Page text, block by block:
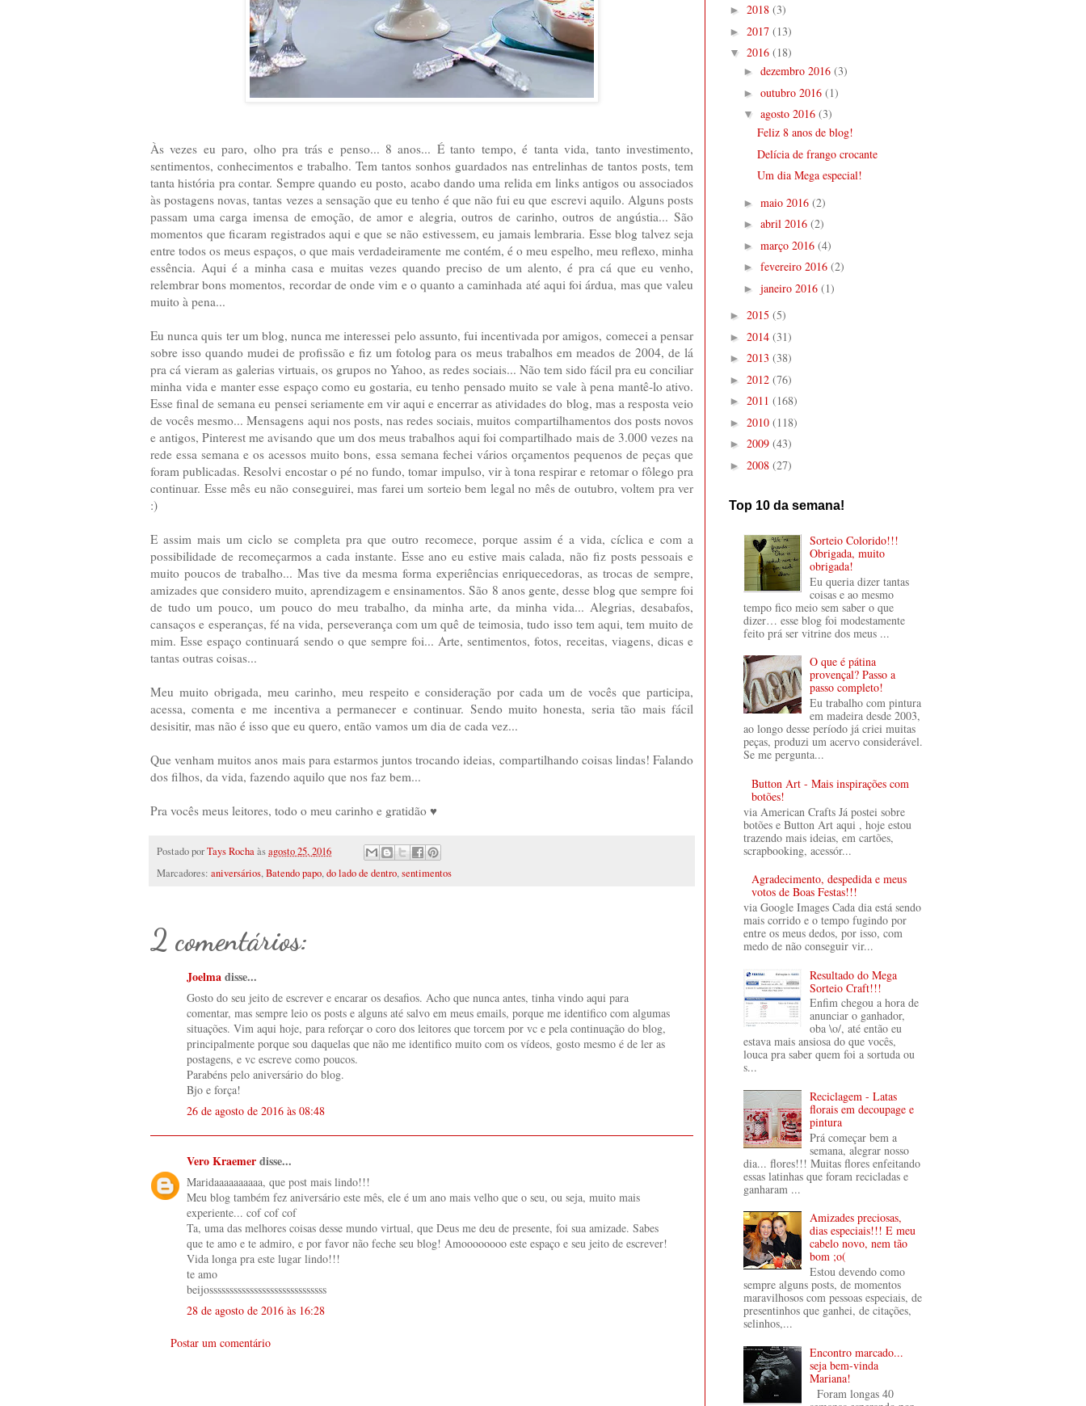
Às vezes eu paro, olho pra trás e penso... 8 anos... É tanto tempo, é tanta vida, tanto investimento,
sentimentos, conhecimentos e trabalho. Tem tantos sonhos guardados nas entrelinhas de tantos posts, tem
tanta história pra contar. Sempre quando eu posto, acabo dando uma relida em links antigos ou associados
às postagens novas, tantas vezes a sensação que eu tenho é que não fui eu que escrevi aquilo. Alguns posts
passam uma carga imensa de emoção, de amor e alegria, outros de carinho, outros de angústia... São
momentos que ficaram registrados aqui e que se não estivessem, eu jamais lembraria. Esse blog talvez seja
entre todos os meus espaços, o que mais verdadeiramente me contém, é o meu espelho, meu reflexo, minha
essência. Aqui é a minha casa e muitas vezes quando preciso de um alento, é pra cá que eu venho,
relembrar bons momentos, recordar de onde vim e o quanto a caminhada até aqui foi árdua, mas que valeu
muito à pena...
Eu nunca quis ter um blog, nunca me interessei pelo assunto, fui incentivada por amigos, comecei a pensar
sobre isso quando mudei de profissão e fiz um fotolog para os meus trabalhos em meados de 2004, de lá
pra cá vieram as galerias virtuais, os grupos no Yahoo, as redes sociais... Não tem sido fácil pra eu conciliar
minha vida e manter esse espaço como eu gostaria, eu tenho pensado muito se vale à pena mantê-lo ativo.
Esse final de semana eu pensei seriamente em vir aqui e encerrar as atividades do blog, mas a resposta veio
de vocês mesmo... Mensagens aqui nos posts, nas redes sociais, muitos compartilhamentos dos posts novos
e antigos, Pinterest me avisando que um dos meus trabalhos aqui foi compartilhado mais de 3.000 vezes na
rede essa semana e os acessos muito bons, essa semana fechei vários orçamentos pequenos de peças que
foram publicadas. Resolvi encostar o pé no fundo, tomar impulso, vir à tona respirar e retomar o fôlego pra
continuar. Esse mês eu não conseguirei, mas farei um sorteio bem legal no mês de outubro, voltem pra ver
:)
E assim mais um ciclo se completa pra que outro recomece, porque assim é a vida, cíclica e com a
possibilidade de recomeçarmos a cada instante. Esse ano eu estive mais calada, não fiz posts pessoais e
muito poucos de trabalho... Mas tive da mesma forma experiências enriquecedoras, as trocas de sempre,
amizades que considero muito, aprendizagem e ensinamentos. São 8 anos gente, desse blog que sempre foi
de tudo um pouco, um pouco do meu trabalho, da minha arte, da minha vida... Alegrias, desabafos,
cansaços e esperanças, fé na vida, perseverança com um quê de teimosia, tudo isso tem aqui, tem muito de
mim. Esse espaço continuará sendo o que sempre foi... Arte, sentimentos, fotos, receitas, viagens, dicas e
tantas outras coisas...
Meu muito obrigada, meu carinho, meu respeito e consideração por cada um de vocês que participa,
acessa, comenta e me incentiva a permanecer e continuar. Sendo muito honesta, seria tão mais fácil
desisitir, mas não é isso que eu quero, então vamos um dia de cada vez...
Que venham muitos anos mais para estarmos juntos trocando ideias, compartilhando coisas lindas! Falando
dos filhos, da vida, fazendo aquilo que nos faz bem...
Pra vocês meus leitores, todo o meu carinho e gratidão ♥
Postado porTays Rochaàsagosto 25, 2016
Marcadores: aniversários,Batendo papo,do lado de dentro,sentimentos
2 comentários:
Joelmadisse...
Gosto do seu jeito de escrever e encarar os desafios. Acho que nunca antes, tinha vindo aqui para
comentar, mas sempre leio os posts e alguns até salvo em meus emails, porque me identifico com algumas
situações. Vim aqui hoje, para reforçar o coro dos leitores que torcem por vc e pela continuação do blog,
principalmente porque sou daquelas que não me identifico muito com os vídeos, gosto mesmo é de ler as
postagens, e vc escreve como poucos.
Parabéns pelo aniversário do blog.
Bjo e força!
26 de agosto de 2016 às 08:48
Vero Kraemerdisse...
Maridaaaaaaaaaa, que post mais lindo!!!
Meu blog também fez aniversário este mês, ele é um ano mais velho que o seu, ou seja, muito mais
experiente... cof cof cof
Ta, uma das melhores coisas desse mundo virtual, que Deus me deu de presente, foi sua amizade. Sabes
que te amo e te admiro, e por favor não feche seu blog! Amoooooooo este espaço e seu jeito de escrever!
Vida longa pra este lugar lindo!!!
te amo
beijosssssssssssssssssssssssssssss
28 de agosto de 2016 às 16:28
Postar um comentário
► 2018 (3)
► 2017 (13)
▼ 2016 (18)
► dezembro 2016 (3)
► outubro 2016 (1)
▼ agosto 2016 (3)
Feliz 8 anos de blog!
Delícia de frango crocante
Um dia Mega especial!
► maio 2016 (2)
► abril 2016 (2)
► março 2016 (4)
► fevereiro 2016 (2)
► janeiro 2016 (1)
► 2015 (5)
► 2014 (31)
► 2013 (38)
► 2012 (76)
► 2011 (168)
► 2010 (118)
► 2009 (43)
► 2008 (27)
Top 10 da semana!
Sorteio Colorido!!!
Obrigada, muito
obrigada!
Eu queria dizer tantas
coisas e ao mesmo
tempo fico meio sem saber o que
dizer… esse blog foi modestamente
feito prá ser vitrine dos meus ...
O que é pátina
provençal? Passo a
passo completo!
Eu trabalho com pintura
em madeira desde 2003,
ao longo desse período já criei muitas
peças, produzi um acervo considerável.
Se me pergunta...
Button Art - Mais inspirações com
botões!
via American Crafts Já postei sobre
botões e Button Art aqui , hoje estou
trazendo mais ideias, em cartões,
scrapbooking, acessór...
Agradecimento, despedida e meus
votos de Boas Festas!!!
via Google Images Cada dia está sendo
mais corrido e o tempo fugindo por
entre os meus dedos, por isso, com
medo de não conseguir vir...
Resultado do Mega
Sorteio Craft!!!
Enfim chegou a hora de
anunciar o ganhador,
oba \o/, até então eu
estava mais ansiosa do que vocês,
louca pra saber quem foi a sortuda ou
s...
Reciclagem - Latas
florais em decoupage e
pintura
Prá começar bem a
semana, alegrar nosso
dia... flores!!! Muitas flores enfeitando
essas latinhas que foram recicladas e
ganharam ...
Amizades preciosas,
dias especiais!!! E meu
cabelo novo, nem tão
bom ;o(
Estou devendo como
sempre alguns posts, de momentos
maravilhosos com pessoas especiais, de
presentinhos que ganhei, de citações,
selinhos,...
Encontro marcado...
seja bem-vinda
Mariana!
Foram longas 40